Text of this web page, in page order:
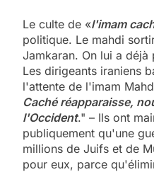
Le culte de «l'imam
politique. Le mahdi
Jamkaran. On lui a
Les dirigeants iraniens
l'attente de l'imam
Caché réapparaisse,
l'Occident." – Ils ont
publiquement qu'une
millions de Juifs et de
pour eux, parce